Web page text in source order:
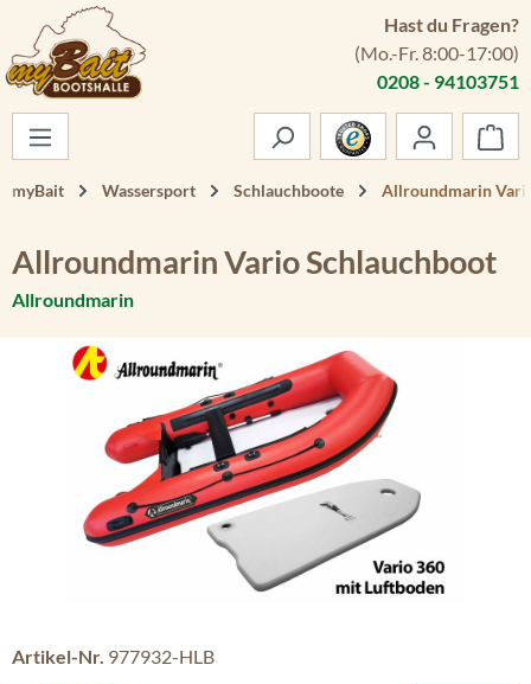
Zum Hauptinhalt springen
Hast du Fragen?
(Mo.-Fr. 8:00-17:00)
0208 - 94103751
myBait Wassersport Schlauchboote Allroundmarin
Allroundmarin Vario Schlauchboot
Allroundmarin
Bildergalerie überspringen
Artikel-Nr. 977932-HLB